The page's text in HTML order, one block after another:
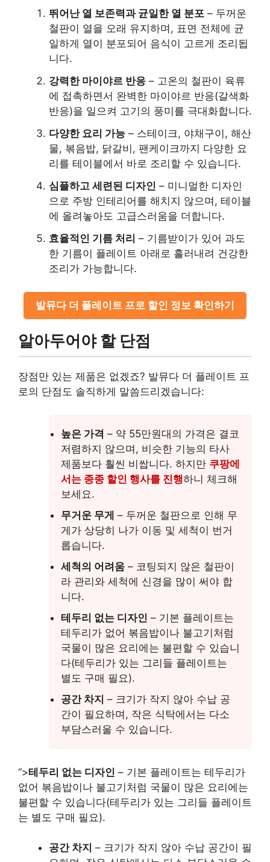
뛰어난 열 보존력과 균일한 열 분포 – 두꺼운
철판이 열을 오래 유지하며, 표면 전체에 균
일하게 열이 분포되어 음식이 고르게 조리됩
니다.
강력한 마이야르 반응 – 고온의 철판이 육류
에 접촉하면서 완벽한 마이야르 반응(갈색화
반응)을 일으켜 고기의 풍미를 극대화합니다.
다양한 요리 가능 – 스테이크, 야채구이, 해산
물, 볶음밥, 닭갈비, 팬케이크까지 다양한 요
리를 테이블에서 바로 조리할 수 있습니다.
심플하고 세련된 디자인 – 미니멀한 디자인
으로 주방 인테리어를 해치지 않으며, 테이블
에 올려놓아도 고급스러움을 더합니다.
효율적인 기름 처리 – 기름받이가 있어 과도
한 기름이 플레이트 아래로 흘러내려 건강한
조리가 가능합니다.
발뮤다 더 플레이트 프로 할인 정보 확인하기
알아두어야 할 단점
장점만 있는 제품은 없겠죠? 발뮤다 더 플레이트 프
로의 단점도 솔직하게 말씀드리겠습니다:
높은 가격 – 약 55만원대의 가격은 결코
저렴하지 않으며, 비슷한 기능의 타사
제품보다 훨씬 비쌉니다. 하지만 쿠팡에
서는 종종 할인 행사를 진행하니 체크해
보세요.
무거운 무게 – 두꺼운 철판으로 인해 무
게가 상당히 나가 이동 및 세척이 번거
롭습니다.
세척의 어려움 – 코팅되지 않은 철판이
라 관리와 세척에 신경을 많이 써야 합
니다.
테두리 없는 디자인 – 기본 플레이트는
테두리가 없어 볶음밥이나 불고기처럼
국물이 많은 요리에는 불편할 수 있습니
다(테두리가 있는 그리들 플레이트는
별도 구매 필요).
공간 차지 – 크기가 작지 않아 수납 공
간이 필요하며, 작은 식탁에서는 다소
부담스러울 수 있습니다.
“>테두리 없는 디자인 – 기본 플레이트는 테두리가
없어 볶음밥이나 불고기처럼 국물이 많은 요리에는
불편할 수 있습니다(테두리가 있는 그리들 플레이트
는 별도 구매 필요).
공간 차지 – 크기가 작지 않아 수납 공간이 필